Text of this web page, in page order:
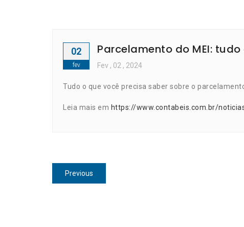
02
fev
Parcelamento do MEI:
Fev , 02 , 2024
Tudo o que você precisa saber sobre o
Leia mais em https://www.contabeis.com.br/
Navegação
de
Previous
post: